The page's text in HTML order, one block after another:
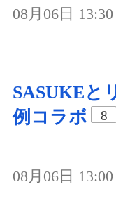
08月06日 13:30
SASUKEと
例コラボ
8
08月06日 13:00